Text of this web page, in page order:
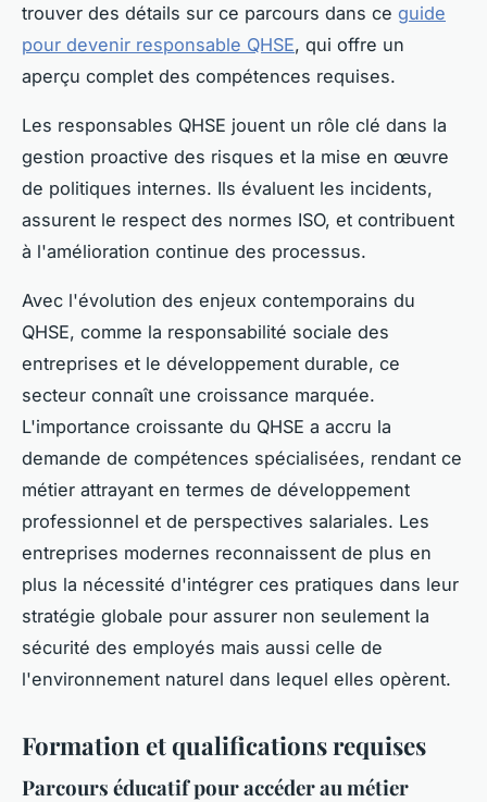
trouver des détails sur ce parcours dans ce guide
pour devenir responsable QHSE, qui offre un
aperçu complet des compétences requises.
Les responsables QHSE jouent un rôle clé dans la
gestion proactive des risques et la mise en œuvre
de politiques internes. Ils évaluent les incidents,
assurent le respect des normes ISO, et contribuent
à l'amélioration continue des processus.
Avec l'évolution des enjeux contemporains du
QHSE, comme la responsabilité sociale des
entreprises et le développement durable, ce
secteur connaît une croissance marquée.
L'importance croissante du QHSE a accru la
demande de compétences spécialisées, rendant ce
métier attrayant en termes de développement
professionnel et de perspectives salariales. Les
entreprises modernes reconnaissent de plus en
plus la nécessité d'intégrer ces pratiques dans leur
stratégie globale pour assurer non seulement la
sécurité des employés mais aussi celle de
l'environnement naturel dans lequel elles opèrent.
Formation et qualifications requises
Parcours éducatif pour accéder au métier